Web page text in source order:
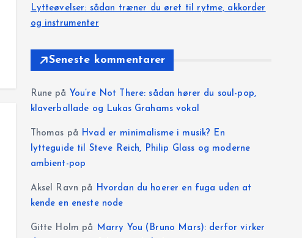
Lytteøvelser: sådan træner du øret til rytme, akkorder
og instrumenter
Seneste kommentarer
Rune på You’re Not There: sådan hører du soul-pop,
klaverballade og Lukas Grahams vokal
Thomas på Hvad er minimalisme i musik? En
lytteguide til Steve Reich, Philip Glass og moderne
ambient-pop
Aksel Ravn på Hvordan du hoerer en fuga uden at
kende en eneste node
Gitte Holm på Marry You (Bruno Mars): derfor virker